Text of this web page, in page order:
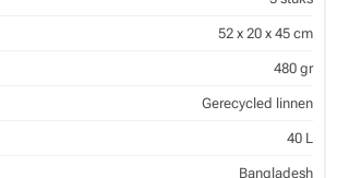
52 x 20 x 45 cm
480 gr
Gerecycled linnen
40 L
Bangladesh